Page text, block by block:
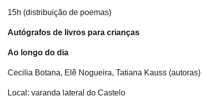
15h (distribuição de poemas)
Autógrafos de livros para crianças
Ao longo do dia
Cecilia Botana, Elê Nogueira, Tatiana Kauss (autoras)
Local: varanda lateral do Castelo